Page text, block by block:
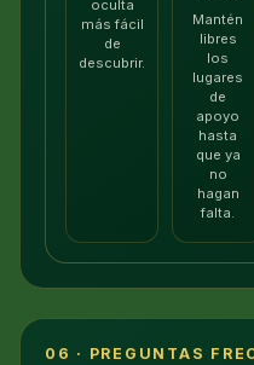
oculta
más fácil
de
descubrir.
Mantén
libres
los
lugares
de
apoyo
hasta
que ya
no
hagan
falta.
06 · PREGUNTAS